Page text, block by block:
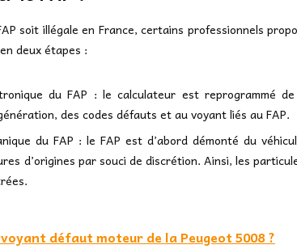
soit illégale en France, certains professionnels
deux étapes :
du FAP : le calculateur est reprogrammé
des codes défauts et au voyant liés au FAP.
du FAP : le FAP est d’abord démonté du
d’origines par souci de discrétion. Ainsi, les
défaut moteur de la Peugeot 5008 ?